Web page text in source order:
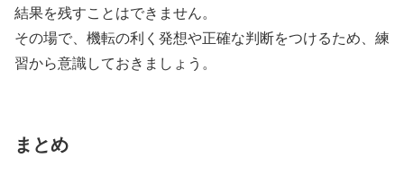
結果を残すことはできません。
その場で、機転の利く発想や正確な判断をつけるため、練
習から意識しておきましょう。
まとめ